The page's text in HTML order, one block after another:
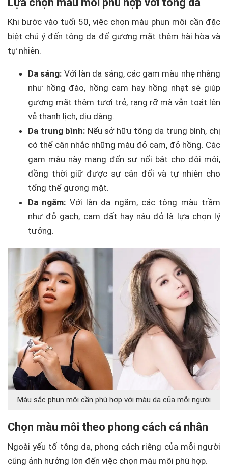
Khi bước vào tuổi 50, việc chọn màu phun môi cần đặc
biệt chú ý đến tông da để gương mặt thêm hài hòa và
tự nhiên.
Da sáng: Với làn da sáng, các gam màu nhẹ nhàng
như hồng đào, hồng cam hay hồng nhạt sẽ giúp
gương mặt thêm tươi trẻ, rạng rỡ mà vẫn toát lên
vẻ thanh lịch, dịu dàng.
Da trung bình: Nếu sở hữu tông da trung bình, chị
có thể cân nhắc những màu đỏ cam, đỏ hồng. Các
gam màu này mang đến sự nổi bật cho đôi môi,
đồng thời giữ được sự cân đối và tự nhiên cho
tổng thể gương mặt.
Da ngăm: Với làn da ngăm, các tông màu trầm
như đỏ gạch, cam đất hay nâu đỏ là lựa chọn lý
tưởng.
Màu sắc phun môi cần phù hợp với màu da của mỗi người
Chọn màu môi theo phong cách cá nhân
Ngoài yếu tố tông da, phong cách riêng của mỗi người
cũng ảnh hưởng lớn đến việc chọn màu môi phù hợp.